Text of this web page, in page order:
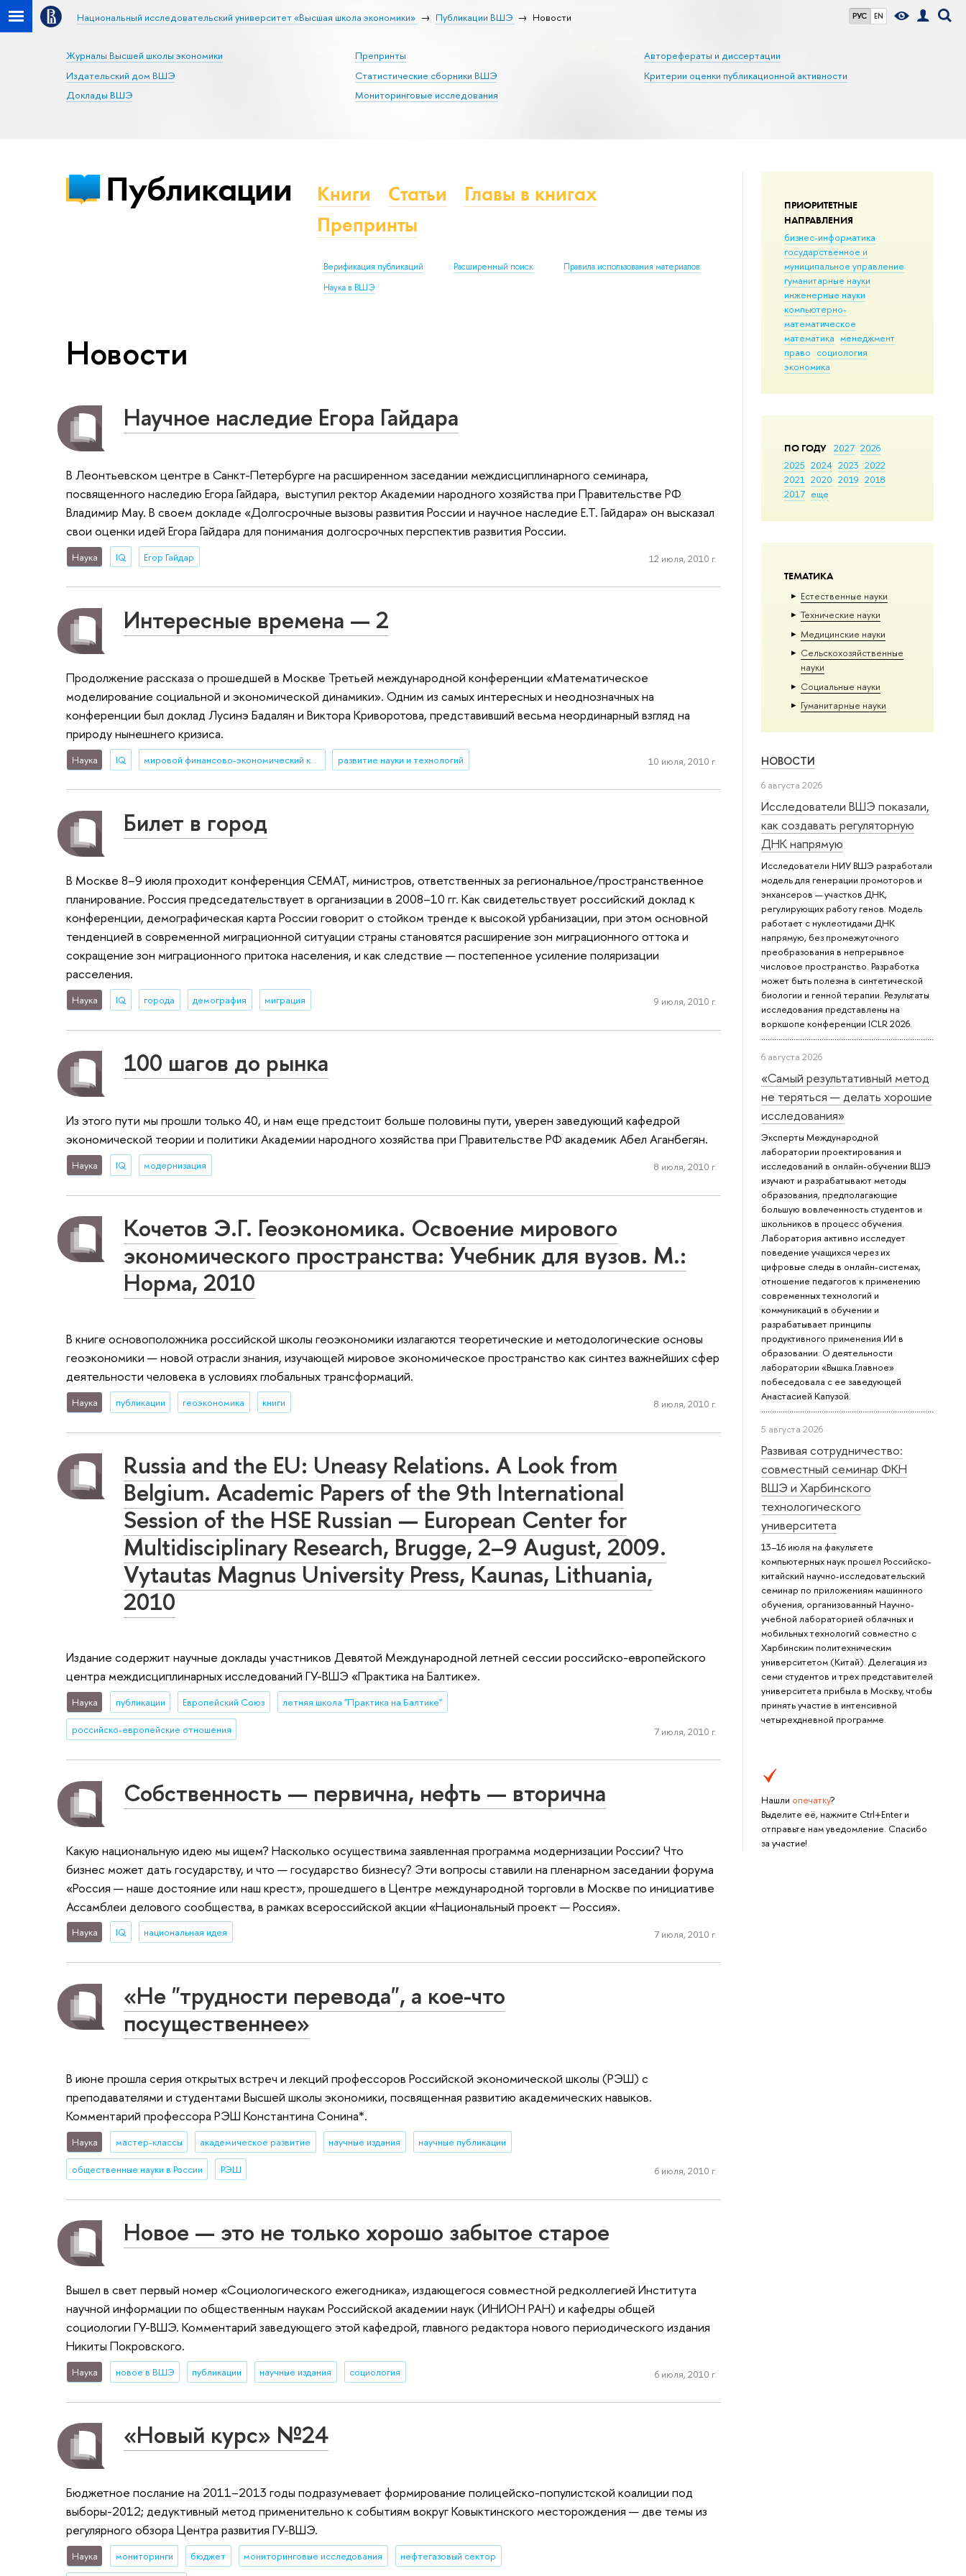
РУС EN
Национальный исследовательский университет «Высшая школа экономики» Публикации ВШЭ Новости
Журналы Высшей школы экономики
Издательский дом ВШЭ
Доклады ВШЭ
Препринты
Статистические сборники ВШЭ
Мониторинговые исследования
Авторефераты и диссертации
Критерии оценки публикационной активности
ПРИОРИТЕТНЫЕ
НАПРАВЛЕНИЯ
бизнес-информатика
государственное и
муниципальное управление
гуманитарные науки
инженерные науки
компьютерно-
математическое
математика менеджмент
право социология
экономика
ПО ГОДУ 2027 2026
2025 2024 2023 2022
2021 2020 2019 2018
2017 еще
ТЕМАТИКА
Естественные науки
Тех­ничес­кие науки
Медицинские науки
Сельскохозяйственные
науки
Социальные науки
Гуманитарные науки
НОВОСТИ
6 августа 2026
Исследователи ВШЭ показали,
как создавать регуляторную
ДНК напрямую
Исследователи НИУ ВШЭ разработали
модель для генерации промоторов и
энхансеров — участков ДНК,
регулирующих работу генов. Модель
работает с нуклеотидами ДНК
напрямую, без промежуточного
преобразования в непрерывное
числовое пространство. Разработка
может быть полезна в синтетической
биологии и генной терапии. Результаты
исследования представлены на
воркшопе конференции ICLR 2026.
6 августа 2026
«Самый результативный метод
не теряться — делать хорошие
исследования»
Эксперты Международной
лаборатории проектирования и
исследований в онлайн-обучении ВШЭ
изучают и разрабатывают методы
образования, предполагающие
большую вовлеченность студентов и
школьников в процесс обучения.
Лаборатория активно исследует
поведение учащихся через их
цифровые следы в онлайн-системах,
отношение педагогов к применению
современных технологий и
коммуникаций в обучении и
разрабатывает принципы
продуктивного применения ИИ в
образовании. О деятельности
лаборатории «Вышка.Главное»
побеседовала с ее заведующей
Анастасией Капузой.
5 августа 2026
Развивая сотрудничество:
совместный семинар ФКН
ВШЭ и Харбинского
технологического
университета
13–16 июля на факультете
компьютерных наук прошел Российско-
китайский научно-исследовательский
семинар по приложениям машинного
обучения, организованный Научно-
учебной лабораторией облачных и
мобильных технологий совместно с
Харбинским политехническим
университетом (Китай). Делегация из
семи студентов и трех представителей
университета прибыла в Москву, чтобы
принять участие в интенсивной
четырехдневной программе.
Нашли опечатку?
Выделите её, нажмите Ctrl+Enter и
отправьте нам уведомление. Спасибо
за участие!
Публикации Книги Статьи
Главы в книгах
Препринты
Верификация публикаций Расширенный поиск
Правила использования материалов
Наука в ВШЭ
Новости
Научное наследие Егора Гайдара
В Леонтьевском центре в Санкт-Петербурге на расширенном заседании междисциплинарного семинара,
посвященного наследию Егора Гайдара, выступил ректор Академии народного хозяйства при Правительстве РФ
Владимир Мау. В своем докладе «Долгосрочные вызовы развития России и научное наследие Е.Т. Гайдара» он высказал
свои оценки идей Егора Гайдара для понимания долгосрочных перспектив развития России.
Наука IQ Егор Гайдар 12 июля, 2010 г.
Интересные времена — 2
Продолжение рассказа о прошедшей в Москве Третьей международной конференции «Математическое
моделирование социальной и экономической динамики». Одним из самых интересных и неоднозначных на
конференции был доклад Лусинэ Бадалян и Виктора Криворотова, представивший весьма неординарный взгляд на
природу нынешнего кризиса.
Наука IQ мировой финансово-экономический кризис развитие науки и технологий 10 июля, 2010 г.
Билет в город
В Москве 8–9 июля проходит конференция СЕМАТ, министров, ответственных за региональное/пространственное
планирование. Россия председательствует в организации в 2008–10 гг. Как свидетельствует российский доклад к
конференции, демографическая карта России говорит о стойком тренде к высокой урбанизации, при этом основной
тенденцией в современной миграционной ситуации страны становятся расширение зон миграционного оттока и
сокращение зон миграционного притока населения, и как следствие — постепенное усиление поляризации
расселения.
Наука IQ города демография миграция 9 июля, 2010 г.
100 шагов до рынка
Из этого пути мы прошли только 40, и нам еще предстоит больше половины пути, уверен заведующий кафедрой
экономической теории и политики Академии народного хозяйства при Правительстве РФ академик Абел Аганбегян.
Наука IQ модернизация 8 июля, 2010 г.
Кочетов Э.Г. Геоэкономика. Освоение мирового
экономического пространства: Учебник для вузов. М.:
Норма, 2010
В книге основоположника российской школы геоэкономики излагаются теоретические и методологические основы
геоэкономики — новой отрасли знания, изучающей мировое экономическое пространство как синтез важнейших сфер
деятельности человека в условиях глобальных трансформаций.
Наука публикации геоэкономика книги 8 июля, 2010 г.
Russia and the EU: Uneasy Relations. A Look from
Belgium. Academic Papers of the 9th International
Session of the HSE Russian — European Center for
Multidisciplinary Research, Brugge, 2–9 August, 2009.
Vytautas Magnus University Press, Kaunas, Lithuania,
2010
Издание содержит научные доклады участников Девятой Международной летней сессии российско-европейского
центра междисциплинарных исследований ГУ-ВШЭ «Практика на Балтике».
Наука публикации Европейский Союз летняя школа "Практика на Балтике"
российско-европейские отношения 7 июля, 2010 г.
Собственность — первична, нефть — вторична
Какую национальную идею мы ищем? Насколько осуществима заявленная программа модернизации России? Что
бизнес может дать государству, и что — государство бизнесу? Эти вопросы ставили на пленарном заседании форума
«Россия — наше достояние или наш крест», прошедшего в Центре международной торговли в Москве по инициативе
Ассамблеи делового сообщества, в рамках всероссийской акции «Национальный проект — Россия».
Наука IQ национальная идея 7 июля, 2010 г.
«Не "трудности перевода", а кое-что
посущественнее»
В июне прошла серия открытых встреч и лекций профессоров Российской экономической школы (РЭШ) с
преподавателями и студентами Высшей школы экономики, посвященная развитию академических навыков.
Комментарий профессора РЭШ Константина Сонина*.
Наука мастер-классы академическое развитие научные издания научные публикации
общественные науки в России РЭШ 6 июля, 2010 г.
Новое — это не только хорошо забытое старое
Вышел в свет первый номер «Социологического ежегодника», издающегося совместной редколлегией Института
научной информации по общественным наукам Российской академии наук (ИНИОН РАН) и кафедры общей
социологии ГУ-ВШЭ. Комментарий заведующего этой кафедрой, главного редактора нового периодического издания
Никиты Покровского.
Наука новое в ВШЭ публикации научные издания социология 6 июля, 2010 г.
«Новый курс» №24
Бюджетное послание на 2011–2013 годы подразумевает формирование полицейско-популистской коалиции под
выборы-2012; дедуктивный метод применительно к событиям вокруг Ковыктинского месторождения — две темы из
регулярного обзора Центра развития ГУ-ВШЭ.
Наука мониторинги бюджет мониторинговые исследования нефтегазовый сектор